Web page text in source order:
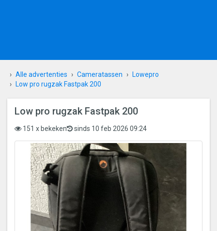
Alle advertenties Cameratassen
Lowepro
Low pro rugzak Fastpak 200
Low pro rugzak Fastpak 200
151 x bekeken sinds 10 feb 2026 09:24